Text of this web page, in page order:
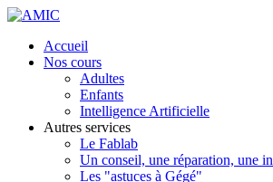
Accueil
Nos cours
Adultes
Enfants
Intelligence Artificielle
Autres services
Le Fablab
Un conseil, une réparation, une
Les "astuces à Gégé"
précédente
précédent
suivante
suivant